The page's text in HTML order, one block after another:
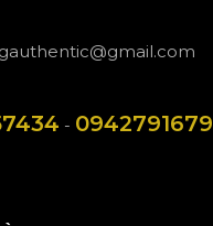
- 0942791679